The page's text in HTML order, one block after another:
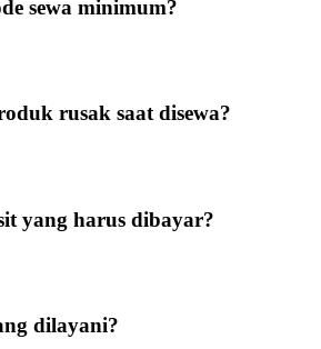
sewa minimum?
rusak saat disewa?
yang harus dibayar?
dilayani?